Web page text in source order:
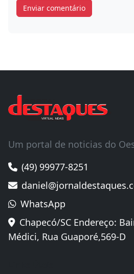
Um portal de noticias do
(49) 99977-8251
WhatsApp
Chapecó/SC Endereço:
Médici, Rua Guaporé,569-D